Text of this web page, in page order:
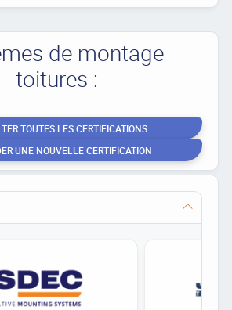
de montage
toitures :
TOUTES LES CERTIFICATIONS
UNE NOUVELLE CERTIFICATION